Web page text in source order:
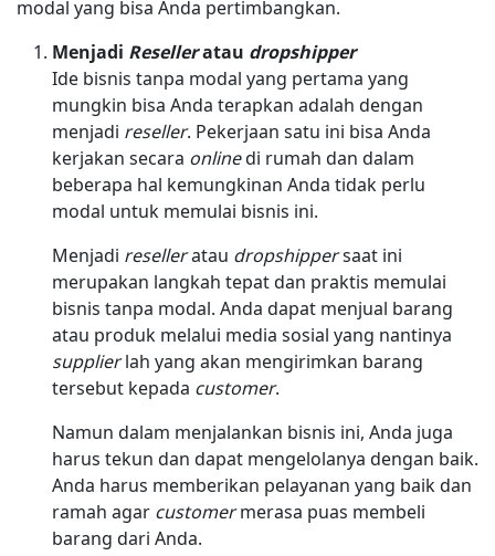
modal yang bisa Anda pertimbangkan.
Menjadi Reselleratau dropshipper
Ide bisnis tanpa modal yang pertama yang
mungkin bisa Anda terapkan adalah dengan
menjadi reseller. Pekerjaan satu ini bisa Anda
kerjakan secara onlinedi rumah dan dalam
beberapa hal kemungkinan Anda tidak perlu
modal untuk memulai bisnis ini.
Menjadi reselleratau dropshippersaat ini
merupakan langkah tepat dan praktis memulai
bisnis tanpa modal. Anda dapat menjual barang
atau produk melalui media sosial yang nantinya
supplierlah yang akan mengirimkan barang
tersebut kepada customer.
Namun dalam menjalankan bisnis ini, Anda juga
harus tekun dan dapat mengelolanya dengan baik.
Anda harus memberikan pelayanan yang baik dan
ramah agar customermerasa puas membeli
barang dari Anda.